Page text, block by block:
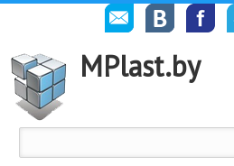
MPlast.by